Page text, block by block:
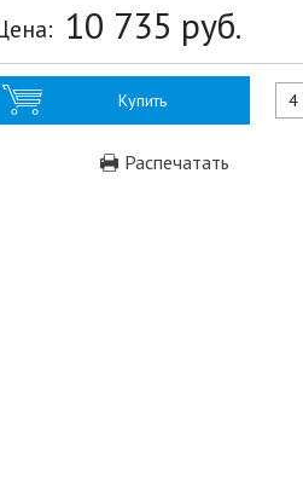
10 735 руб.
Купить
Распечатать